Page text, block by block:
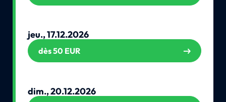
jeu., 17.12.2026
dès 50 EUR
dim., 20.12.2026